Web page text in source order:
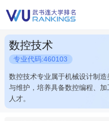
数控技术
专业代码:460103
数控技术专业属于机械设计制
与维护，培养具备数控编程、
人才。
数控技术专业属于机械设计制
与维护，培养具备数控编程、
人才。